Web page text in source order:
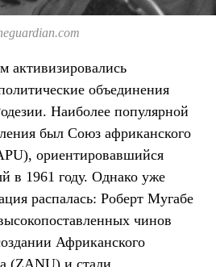
активизировались
объединения
Наиболее популярной
был Союз африканского
ориентировавшийся
в 1961 году. Однако уже
распалась: Роберт Мугабе
чинов
Африканского
(ZANU) и стали